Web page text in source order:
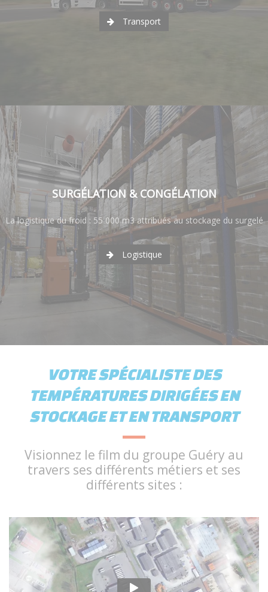
Transport
SURGÉLATION & CONGÉLATION
La logistique du froid : 55 000 m3 attribués au stockage du surgelé
Logistique
VOTRE SPÉCIALISTE DES
TEMPÉRATURES DIRIGÉES EN
STOCKAGE ET EN TRANSPORT
Visionnez le film du groupe Guéry au
travers ses différents métiers et ses
différents sites :